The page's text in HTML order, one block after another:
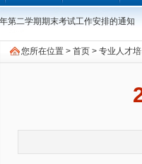
第二学期期末考试工作安排的通知
学期必修课程重修教学与考试安排表
力测试安排表
业生必修课、选修课程补学分报考
您所在位置 > 首页 > 专业人才